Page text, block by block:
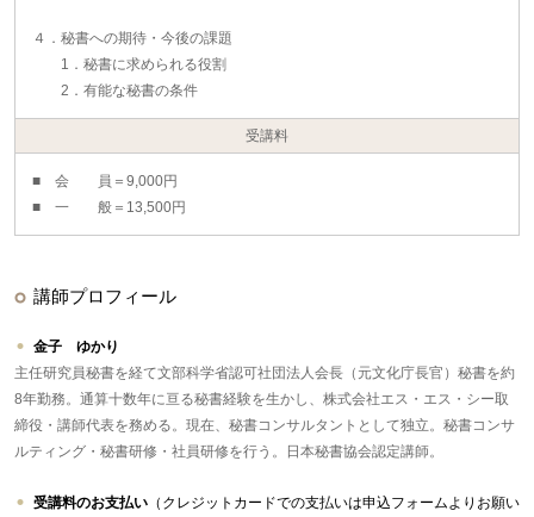
４．秘書への期待・今後の課題
1．秘書に求められる役割
2．有能な秘書の条件
受講料
■ 会 員＝9,000円
■ 一 般＝13,500円
講師プロフィール
金子 ゆかり
主任研究員秘書を経て文部科学省認可社団法人会長（元文化庁長官）秘書を約
8年勤務。通算十数年に亘る秘書経験を生かし、株式会社エス・エス・シー取
締役・講師代表を務める。現在、秘書コンサルタントとして独立。秘書コンサ
ルティング・秘書研修・社員研修を行う。日本秘書協会認定講師。
受講料のお支払い （クレジットカードでの支払いは申込フォームよりお願い